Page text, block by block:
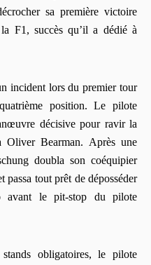
sa première victoire
F1, succès qu’il a dédié à
incident lors du premier tour
position. Le pilote
décisive pour ravir la
Oliver Bearman. Après une
doubla son coéquipier
tout prêt de déposséder
avant le pit-stop du pilote
obligatoires, le pilote